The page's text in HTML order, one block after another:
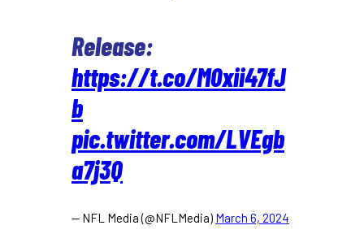
Release:
https://t.co/M0xii47fJ
b
pic.twitter.com/LVEgb
a7j3Q
— NFL Media (@NFLMedia) March 6, 2024